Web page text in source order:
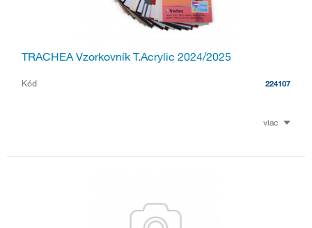
TRACHEA Vzorkovník T.Acrylic 2024/2025
Kód 224107
viac